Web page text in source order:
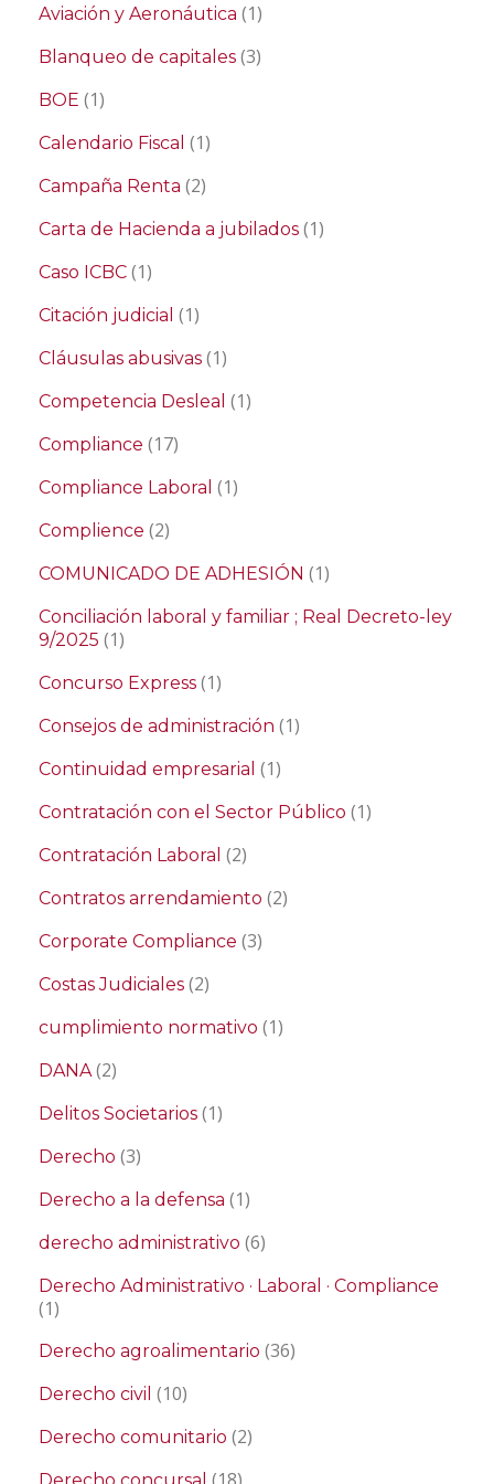
Aviación y Aeronáutica (1)
Blanqueo de capitales (3)
BOE (1)
Calendario Fiscal (1)
Campaña Renta (2)
Carta de Hacienda a jubilados (1)
Caso ICBC (1)
Citación judicial (1)
Cláusulas abusivas (1)
Competencia Desleal (1)
Compliance (17)
Compliance Laboral (1)
Complience (2)
COMUNICADO DE ADHESIÓN (1)
Conciliación laboral y familiar ; Real Decreto-ley
9/2025 (1)
Concurso Express (1)
Consejos de administración (1)
Continuidad empresarial (1)
Contratación con el Sector Público (1)
Contratación Laboral (2)
Contratos arrendamiento (2)
Corporate Compliance (3)
Costas Judiciales (2)
cumplimiento normativo (1)
DANA(2)
Delitos Societarios (1)
Derecho (3)
Derecho a la defensa (1)
derecho administrativo (6)
Derecho Administrativo · Laboral · Compliance
(1)
Derecho agroalimentario (36)
Derecho civil (10)
Derecho comunitario (2)